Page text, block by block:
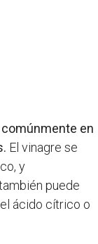
en
El vinagre se
y
puede
ácido cítrico o